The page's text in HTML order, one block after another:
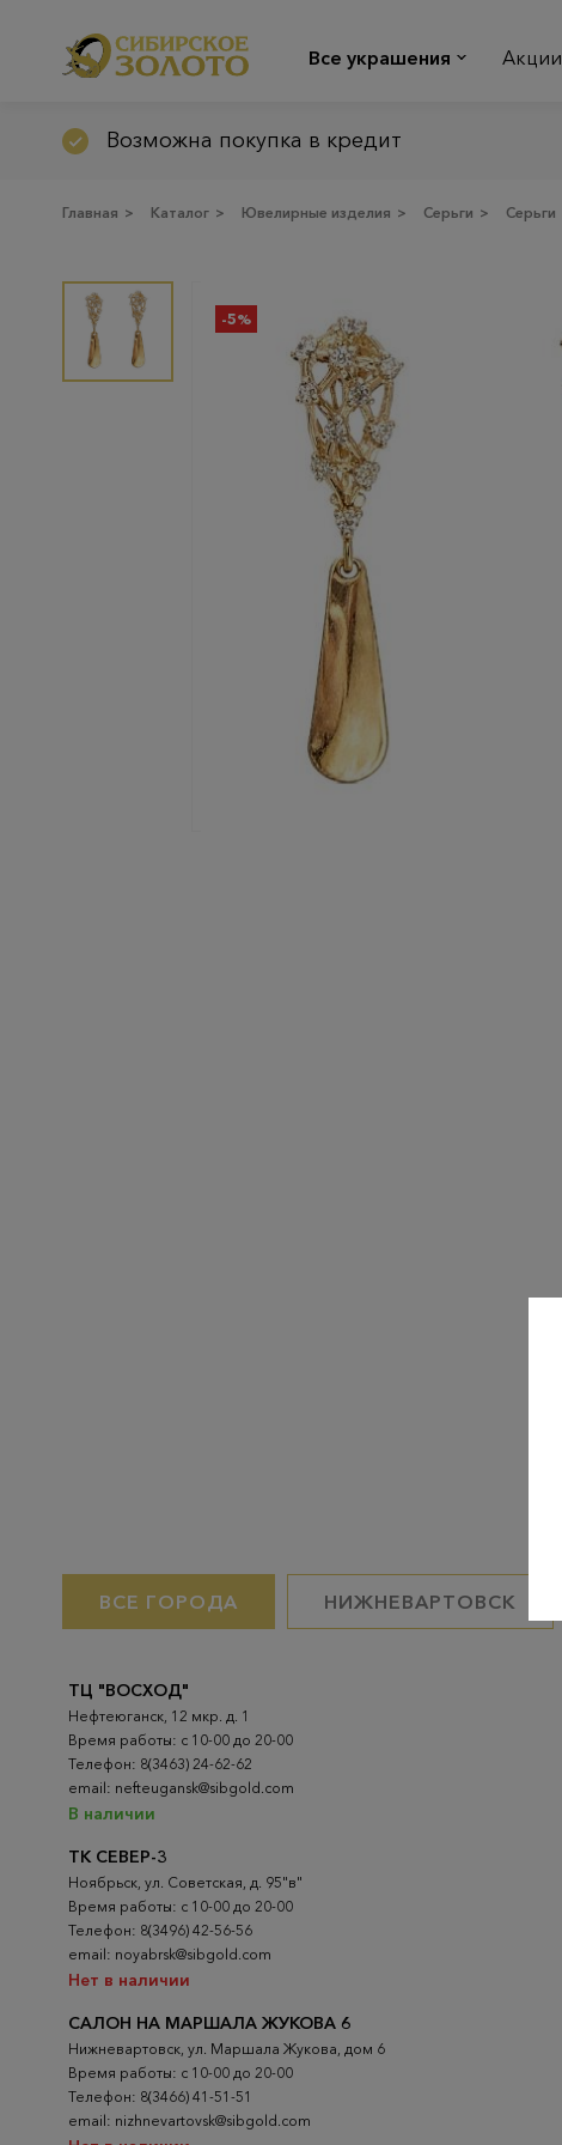
Все украшения Акции
Возможна покупка в кредит
Главная > Каталог > Ювелирные изделия > Серьги > Серьги
-5%
ВСЕ ГОРОДА НИЖНЕВАРТОВСК
ТК СЕВЕР-3
Ноябрьск, ул. Советская, д. 95"в"
Время работы: с 10-00 до 20-00
Телефон: 8(3496) 42-56-56
email: noyabrsk@sibgold.com
Нет в наличии
ТЦ "ВОСХОД"
Нефтеюганск, 12 мкр. д. 1
Время работы: с 10-00 до 20-00
Телефон: 8(3463) 24-62-62
email: nefteugansk@sibgold.com
В наличии
САЛОН НА МАРШАЛА ЖУКОВА 6
Нижневартовск, ул. Маршала Жукова, дом 6
Время работы: с 10-00 до 20-00
Телефон: 8(3466) 41-51-51
email: nizhnevartovsk@sibgold.com